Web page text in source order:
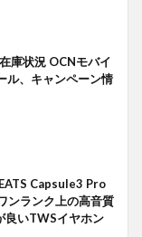
庫状況 OCNモバイ
ル、キャンペーン情
Capsule3 Pro
ンランク上の高音質
良いTWSイヤホン